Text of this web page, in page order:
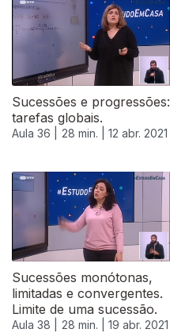
Sucessões e progressões:
tarefas globais.
Aula 36 | 28 min. | 12 abr. 2021
Sucessões monótonas,
limitadas e convergentes.
Limite de uma sucessão.
Aula 38 | 28 min. | 19 abr. 2021